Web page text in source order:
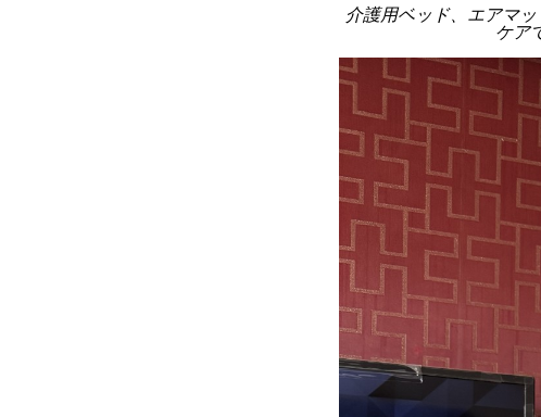
介護用ベッド、エアマ
ケア